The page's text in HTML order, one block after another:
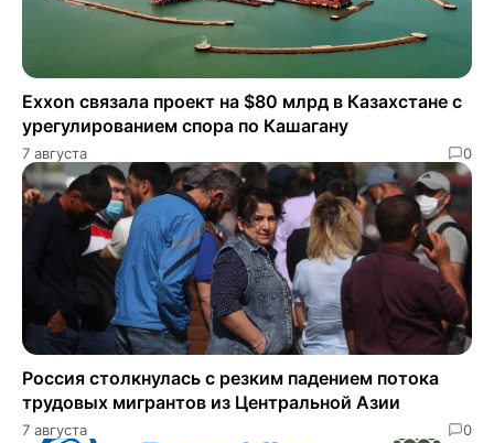
Exxon связала проект на $80 млрд в Казахстане с
урегулированием спора по Кашагану
7 августа 0
Россия столкнулась с резким падением потока
трудовых мигрантов из Центральной Азии
7 августа 0